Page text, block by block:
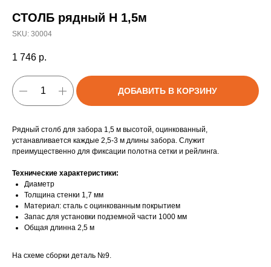
СТОЛБ рядный H 1,5м
SKU: 30004
1 746 р.
ДОБАВИТЬ В КОРЗИНУ
Рядный столб для забора 1,5 м высотой, оцинкованный,
устанавливается каждые 2,5-3 м длины забора. Служит
преимущественно для фиксации полотна сетки и рейлинга.
Технические характеристики:
Диаметр
Толщина стенки 1,7 мм
Материал: сталь с оцинкованным покрытием
Запас для установки подземной части 1000 мм
Общая длинна 2,5 м
На схеме сборки деталь №9.